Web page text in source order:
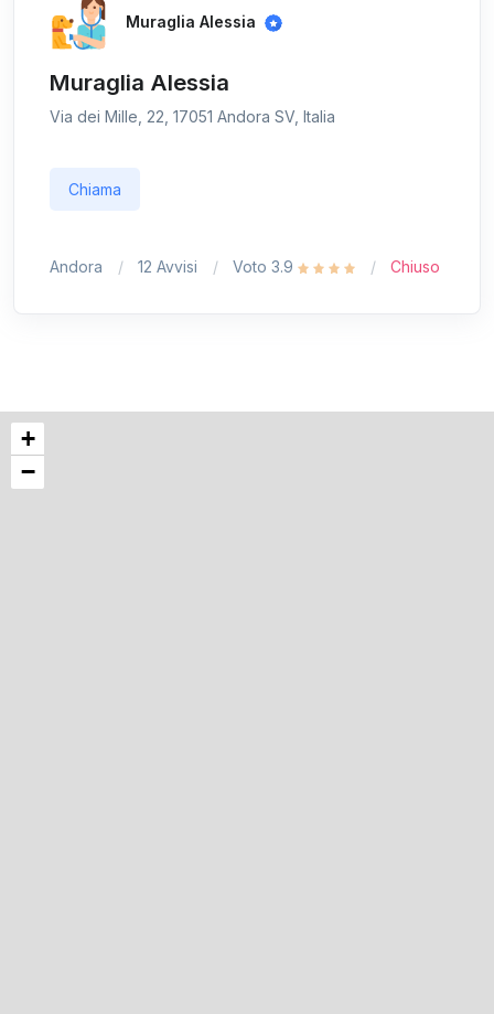
Muraglia Alessia
Muraglia Alessia
Via dei Mille, 22, 17051 Andora SV, Italia
Chiama
Andora 12 Avvisi Voto 3.9 Chiuso
+
−